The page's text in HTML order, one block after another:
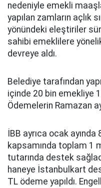
nedeniyle emekli
yapılan zamların açlık
yönündeki eleştiriler
sahibi emeklilere
devreye aldı.
Belediye tarafından
içinde 20 bin emekliye
Ödemelerin Ramazan
İBB ayrıca ocak
kapsamında toplam 1
tutarında destek
haneye İstanbulkart
TL ödeme yapıldı.